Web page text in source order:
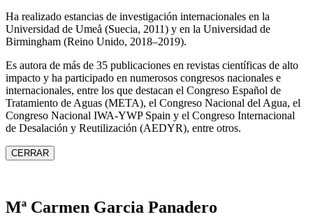
Ha realizado estancias de investigación internacionales en la
Universidad de Umeå (Suecia, 2011) y en la Universidad de
Birmingham (Reino Unido, 2018–2019).
Es autora de más de 35 publicaciones en revistas científicas de alto
impacto y ha participado en numerosos congresos nacionales e
internacionales, entre los que destacan el Congreso Español de
Tratamiento de Aguas (META), el Congreso Nacional del Agua, el
Congreso Nacional IWA‑YWP Spain y el Congreso Internacional
de Desalación y Reutilización (AEDYR), entre otros.
CERRAR
Mª Carmen Garcia Panadero